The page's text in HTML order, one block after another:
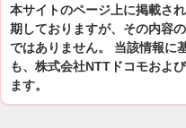
本サイトのページ上に掲載さ
期しておりますが、その内容
ではありません。 当該情報に
も、株式会社NTTドコモおよ
ます。